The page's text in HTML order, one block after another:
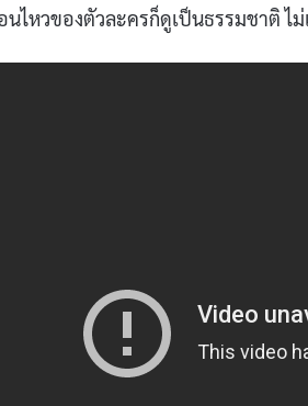
ไหวของตัวละครก็ดูเป็นธรรมชาติ ไ